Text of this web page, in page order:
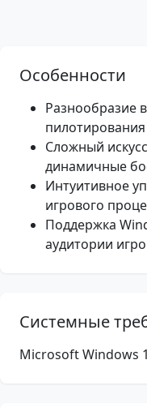
Особенности
Разнообразие
пилотирования
Сложный
динамичные
Интуитивное
игрового
Поддержка
аудитории
Системные
Microsoft Windows